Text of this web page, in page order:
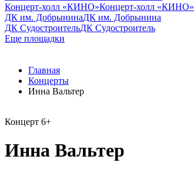
Концерт-холл «КИНО»Концерт-холл «КИНО»
ДК им. ДобрынинаДК им. Добрынина
ДК СудостроительДК Судостроитель
Еще площадки
Главная
Концерты
Инна Вальтер
Концерт 6+
Инна Вальтер